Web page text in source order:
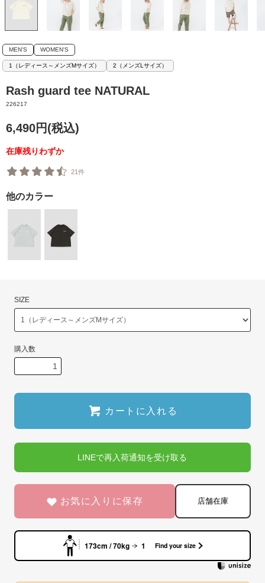
MEN'S WOMEN'S
1（レディース～メンズMサイズ） 2（メンズLサイズ）
Rash guard tee NATURAL
226217
6,490円(税込)
在庫残りわずか
21件
他のカラー
SIZE
購入数
カートに入れる
LINEで再入荷通知を受け取る
お気に入りに保存 店舗在庫
173cm / 70kg 1 Find your size